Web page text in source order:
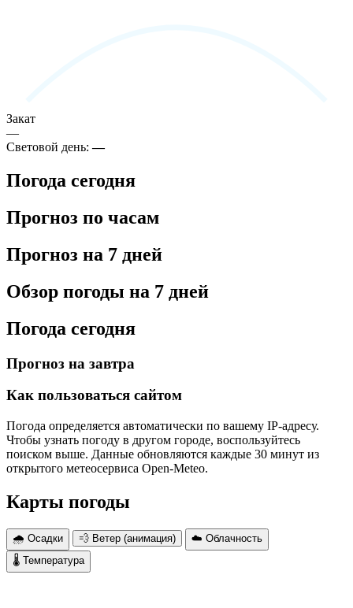
Закат
—
Световой день:—
Погода сегодня
Прогноз по часам
Прогноз на 7 дней
Обзор погоды на 7 дней
Погода сегодня
Прогноз на завтра
Как пользоваться сайтом
Погода определяется автоматически по вашему IP-адресу.
Чтобы узнать погоду в другом городе, воспользуйтесь
поиском выше. Данные обновляются каждые 30 минут из
открытого метеосервиса Open-Meteo.
Карты погоды
🌧 Осадки 💨 Ветер (анимация)
☁️ Облачность
🌡 Температура